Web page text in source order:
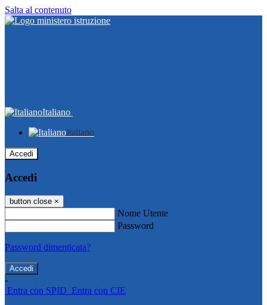
Salta al contenuto
Italiano
Italiano
Accedi
Accedi
button close ×
Nome Utente
Password
Password dimenticata?
-
Entra con SPID Entra con CIE